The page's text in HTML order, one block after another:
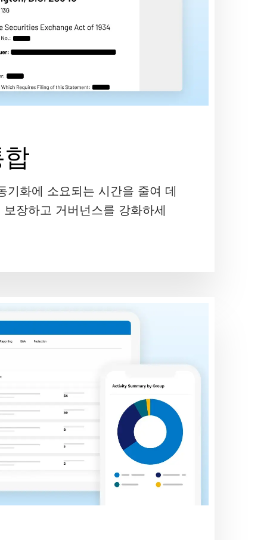
합
기화에 소요되는 시간을 줄여 데
장하고 거버넌스를 강화하세